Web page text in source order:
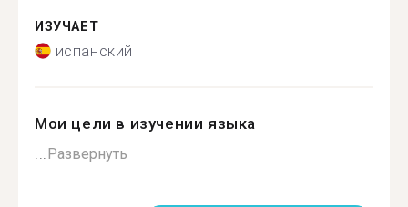
ИЗУЧАЕТ
испанский
Мои цели в изучении языка
Развернуть